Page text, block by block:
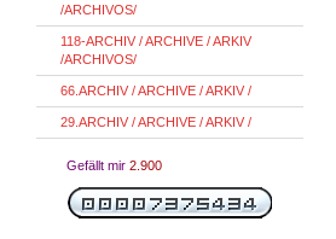
/ARCHIVOS/
118-ARCHIV / ARCHIVE / ARKIV
/ARCHIVOS/
66.ARCHIV / ARCHIVE / ARKIV /
29.ARCHIV / ARCHIVE / ARKIV /
Gefällt mir 2.900